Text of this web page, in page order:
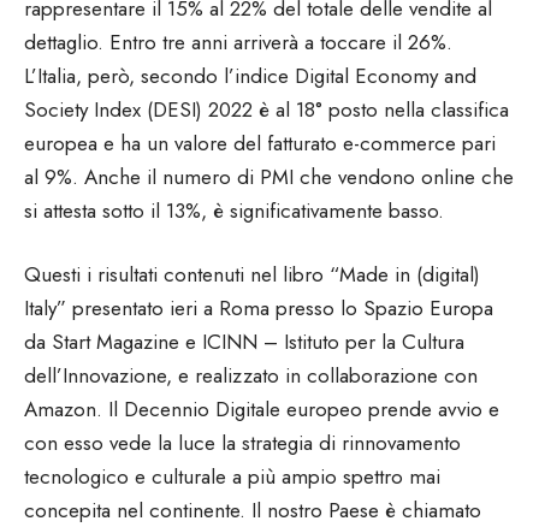
rappresentare il 15% al 22% del totale delle vendite al
dettaglio. Entro tre anni arriverà a toccare il 26%.
L’Italia, però, secondo l’indice Digital Economy and
Society Index (DESI) 2022 è al 18° posto nella classifica
europea e ha un valore del fatturato e-commerce pari
al 9%. Anche il numero di PMI che vendono online che
si attesta sotto il 13%, è significativamente basso.
Questi i risultati contenuti nel libro “Made in (digital)
Italy” presentato ieri a Roma presso lo Spazio Europa
da Start Magazine e ICINN – Istituto per la Cultura
dell’Innovazione, e realizzato in collaborazione con
Amazon. Il Decennio Digitale europeo prende avvio e
con esso vede la luce la strategia di rinnovamento
tecnologico e culturale a più ampio spettro mai
concepita nel continente. Il nostro Paese è chiamato